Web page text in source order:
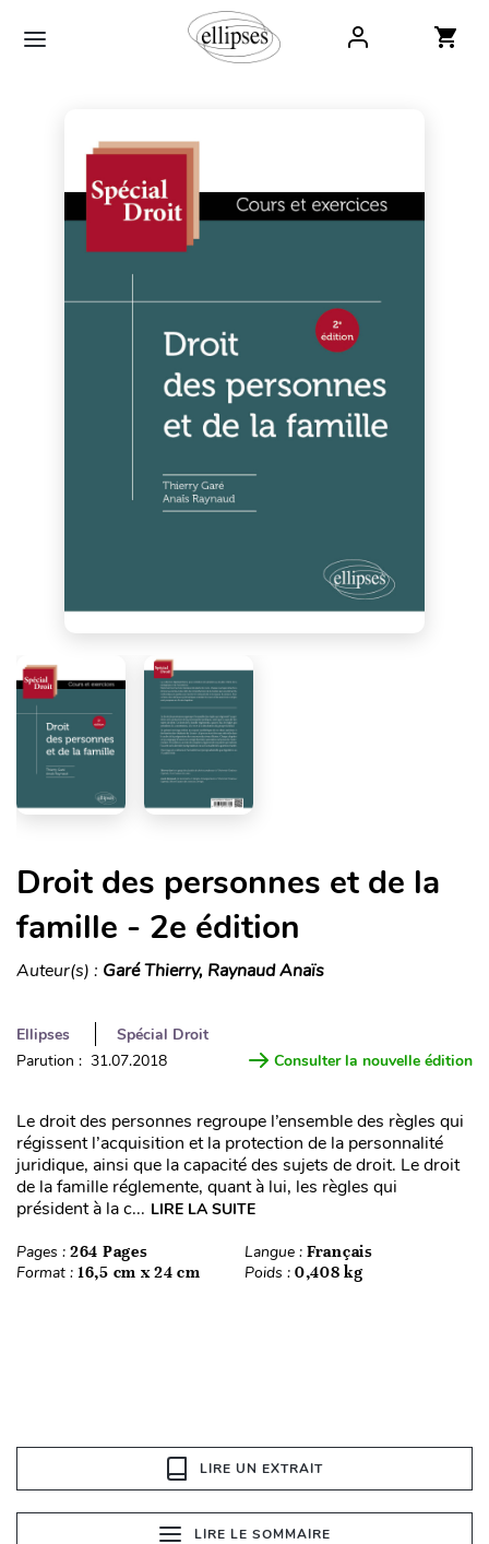
Droit des personnes et de la
famille - 2e édition
Auteur(s) : Garé Thierry, Raynaud Anaïs
Ellipses
Spécial Droit
Parution : 31.07.2018
Consulter la nouvelle édition
Le droit des personnes regroupe l’ensemble des règles qui
régissent l’acquisition et la protection de la personnalité
juridique, ainsi que la capacité des sujets de droit. Le droit
de la famille réglemente, quant à lui, les règles qui
président à la c... LIRE LA SUITE
Pages : 264 Pages Langue : Français
Format : 16,5 cm x 24 cm Poids : 0,408 kg
LIRE UN EXTRAIT
LIRE LE SOMMAIRE